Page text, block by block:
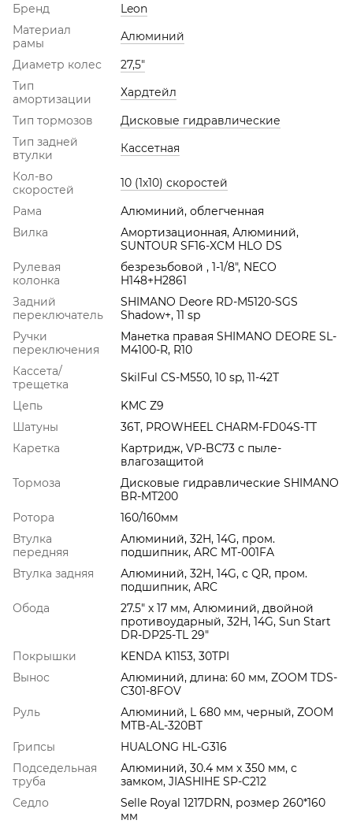
Бренд
Leon
Материал
рамы
Алюминий
Диаметр колес
27,5"
Тип
амортизации
Хардтейл
Тип тормозов
Дисковые гидравлические
Тип задней
втулки
Кассетная
Кол-во
скоростей
10 (1х10) скоростей
Рама
Алюминий, облегченная
Вилка
Амортизационная, Алюминий,
SUNTOUR SF16-XCM HLO DS
Рулевая
колонка
безрезьбовой , 1-1/8", NECO
H148+H2861
Задний
переключатель
SHIMANO Deore RD-M5120-SGS
Shadow+, 11 sp
Ручки
переключения
Манетка правая SHIMANO DEORE SL-
M4100-R, R10
Кассета/
трещетка
SkilFul CS-M550, 10 sp, 11-42Т
Цепь
KMC Z9
Шатуны
36T, PROWHEEL CHARM-FD04S-TT
Каретка
Картридж, VP-BC73 с пыле-
влагозащитой
Тормоза
Дисковые гидравлические SHIMANO
BR-MT200
Ротора
160/160мм
Втулка
передняя
Алюминий, 32H, 14G, пром.
подшипник, ARC MT-001FA
Втулка задняя
Алюминий, 32H, 14G, с QR, пром.
подшипник, ARC
Обода
27.5" х 17 мм, Алюминий, двойной
противоударный, 32H, 14G, Sun Start
DR-DP25-TL 29"
Покрышки
KENDA K1153, 30TPI
Вынос
Алюминий, длина: 60 мм, ZOOM TDS-
C301-8FOV
Руль
Алюминий, L 680 мм, черный, ZOOM
MTB-AL-320BT
Грипсы
HUALONG HL-G316
Подседельная
труба
Алюминий, 30.4 мм х 350 мм, с
замком, JIASHIHE SP-C212
Седло
Selle Royal 1217DRN, розмер 260*160
мм